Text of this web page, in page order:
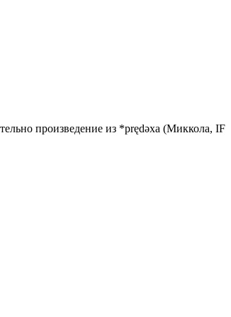
произведение из *prędǝхa (Миккола, IF